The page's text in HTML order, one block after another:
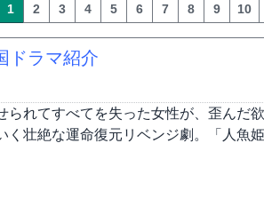
1 2 3 4 5 6 7 8 9 10
ドラマ紹介
られてすべてを失った女性が、歪んだ
壮絶な運命復元リベンジ劇。「人魚姫